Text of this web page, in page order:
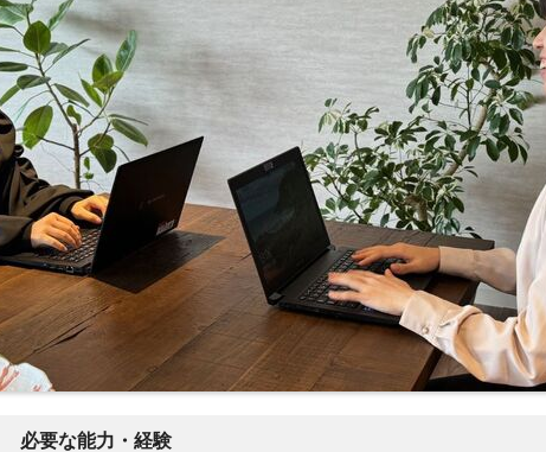
必要な能力・経験